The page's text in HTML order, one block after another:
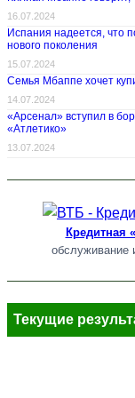
16.07.2024
Испания надеется, что
нового поколения
15.07.2024
Семья Мбаппе хочет
14.07.2024
«Арсенал» вступил в
«Атлетико»
13.07.2024
Кредитная
обслуживание
Текущие